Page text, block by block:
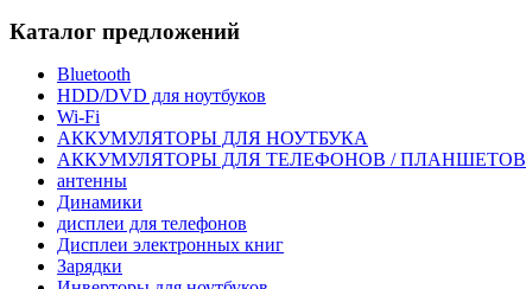
Каталог предложений
Bluetooth
HDD/DVD для ноутбуков
Wi-Fi
АККУМУЛЯТОРЫ ДЛЯ НОУТБУКА
АККУМУЛЯТОРЫ ДЛЯ ТЕЛЕФОНОВ / ПЛАНШЕТОВ
антенны
Динамики
дисплеи для телефонов
Дисплеи электронных книг
Зарядки